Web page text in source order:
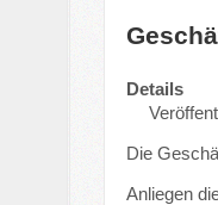
Details
Die
Anliegen